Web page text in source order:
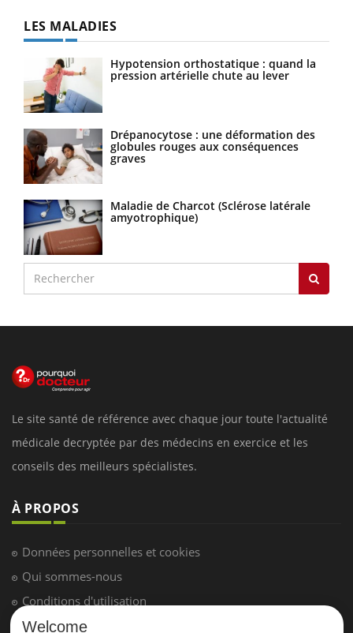
LES MALADIES
Hypotension orthostatique : quand la
pression artérielle chute au lever
Drépanocytose : une déformation des
globules rouges aux conséquences
graves
Maladie de Charcot (Sclérose latérale
amyotrophique)
Le site santé de référence avec chaque jour toute l'actualité
médicale decryptée par des médecins en exercice et les
conseils des meilleurs spécialistes.
À PROPOS
Données personnelles et cookies
Qui sommes-nous
Conditions d'utilisation
Plan du site
Welcome